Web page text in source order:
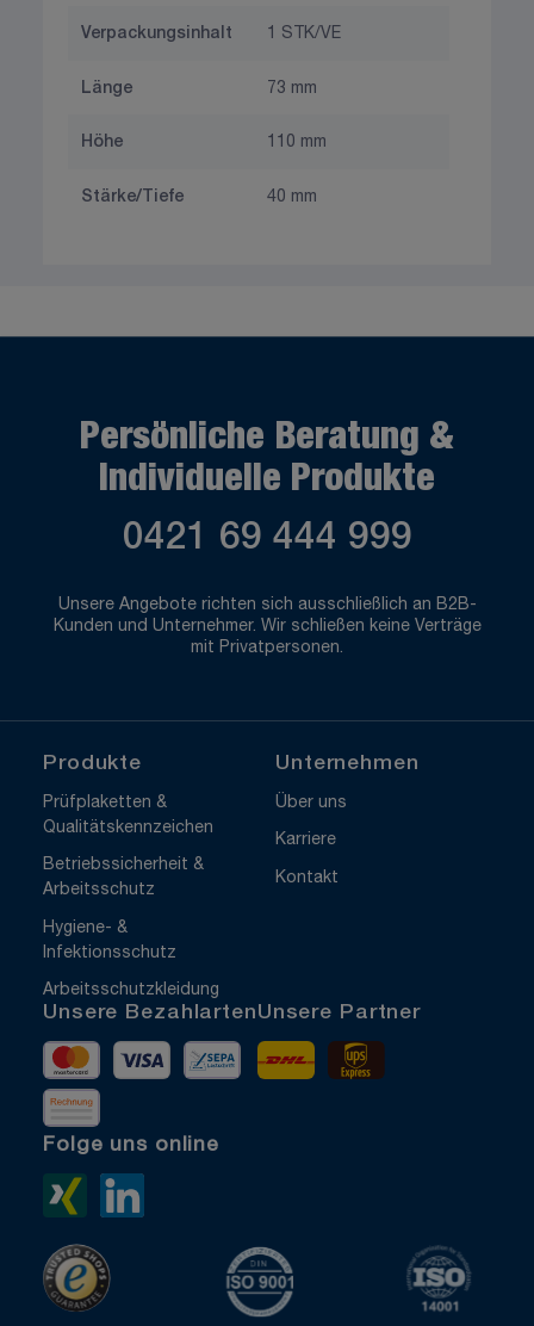
Verpackungsinhalt 1 STK/VE
Länge 73 mm
Höhe 110 mm
Stärke/Tiefe 40 mm
Persönliche Beratung &
Individuelle Produkte
0421 69 444 999
Unsere Angebote richten sich ausschließlich an B2B-
Kunden und Unternehmer. Wir schließen keine Verträge
mit Privatpersonen.
Produkte
Prüfplaketten &
Qualitätskennzeichen
Betriebssicherheit &
Arbeitsschutz
Hygiene- &
Infektionsschutz
Arbeitsschutzkleidung
Unternehmen
Über uns
Karriere
Kontakt
Unsere Bezahlarten
MastercardVisa Vorkasse
Rechnung
Unsere Partner
DHL
Folge uns online
Xing>
ISO 9001 zertifiziert